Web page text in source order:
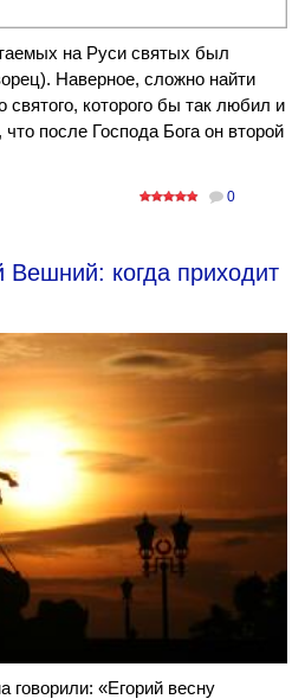
на Руси святых был
Наверное, сложно найти
святого, которого бы так любил и
после Господа Бога он второй
0
Вешний: когда приходит
говорили: «Егорий весну